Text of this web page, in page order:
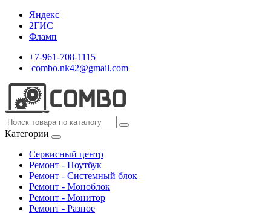
Яндекс
2ГИС
Фламп
+7-961-708-1115
combo.nk42@gmail.com
Категории
Сервисный центр
Ремонт - Ноутбук
Ремонт - Системный блок
Ремонт - Моноблок
Ремонт - Монитор
Ремонт - Разное